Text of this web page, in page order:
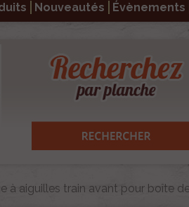
Nouveautés Évènements
à aiguilles train avant pour boîte